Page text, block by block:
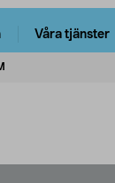
Våra tjänster